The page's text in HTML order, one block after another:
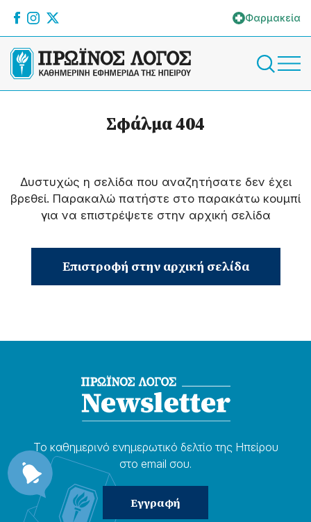
Φαρμακεία
Σφάλμα 404
Δυστυχώς η σελίδα που αναζητήσατε δεν έχει
βρεθεί. Παρακαλώ πατήστε στο παρακάτω κουμπί
για να επιστρέψετε στην αρχική σελίδα
Επιστροφή στην αρχική σελίδα
Το καθημερɩνό ενημερωτɩκό δελτίο της Ηπείρου
στο email σου.